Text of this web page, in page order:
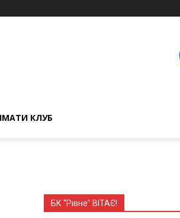
КЛУБ
БК “Рівне” ВІТАЄ!